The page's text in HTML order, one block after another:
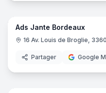
Ads Jante Bordeaux
16 Av. Louis de Broglie,
Partager Google